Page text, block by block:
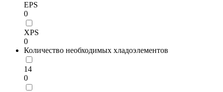
EPS
0
XPS
0
Количество необходимых хладоэлементов
14
0